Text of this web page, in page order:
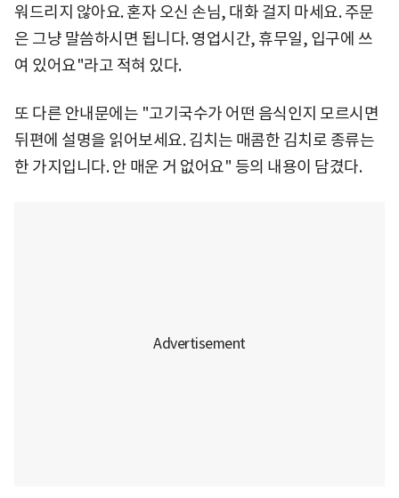
워드리지 않아요. 혼자 오신 손님, 대화 걸지 마세요. 주문
은 그냥 말씀하시면 됩니다. 영업시간, 휴무일, 입구에 쓰
여 있어요"라고 적혀 있다.
또 다른 안내문에는 "고기국수가 어떤 음식인지 모르시면
뒤편에 설명을 읽어보세요. 김치는 매콤한 김치로 종류는
한 가지입니다. 안 매운 거 없어요" 등의 내용이 담겼다.